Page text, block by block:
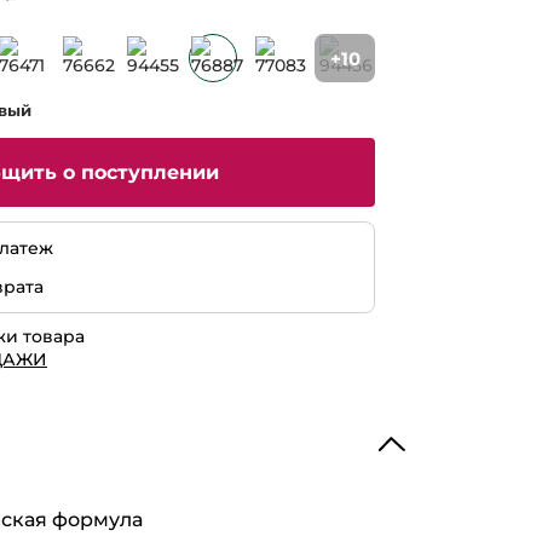
+10
о поступлении
товара
формула